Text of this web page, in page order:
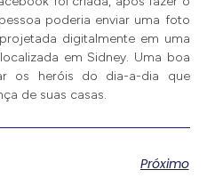
poderia enviar uma foto
digitalmente em uma
em Sidney. Uma boa
os heróis do dia-a-dia que
de suas casas.
Próximo